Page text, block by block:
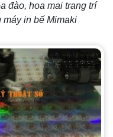
đào, hoa mai trang trí
máy in bế Mimaki